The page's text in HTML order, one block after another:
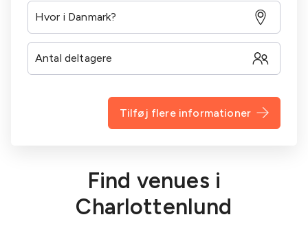
Tilføj flere informationer
Find venues i
Charlottenlund